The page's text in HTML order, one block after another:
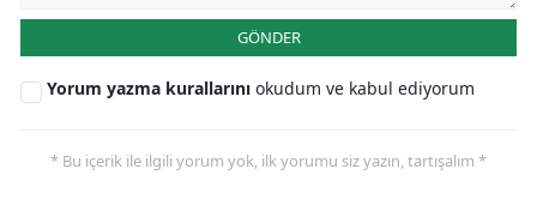
GÖNDER
Yorum yazma kurallarını okudum ve kabul ediyorum
* Bu içerik ile ilgili yorum yok, ilk yorumu siz yazın, tartışalım *